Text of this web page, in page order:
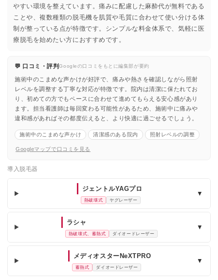
やすい環境を整えています。痛みに配慮した麻酔代が無料である
ことや、複数種類の脱毛機を肌質や毛質に合わせて使い分ける体
制が整っている点が特徴です。シンプルな料金体系で、気軽に医
療脱毛を始めたい方におすすめです。
💬 口コミ・評判Googleの口コミをもとに編集部が要約
施術中のこまめな声かけが好評で、痛みや熱さを確認しながら照射
レベルを調整する丁寧な対応が特徴です。院内は清潔に保たれてお
り、初めての方でもペースに合わせて進めてもらえる安心感があり
ます。担当看護師は毎回変わる可能性があるため、施術中に痛みや
違和感があればその都度伝えると、より快適に過ごせるでしょう。
施術中のこまめな声かけ 清潔感のある院内 照射レベルの調整
Googleマップで口コミを見る
導入脱毛器
ジェントルYAGプロ
熱破壊式 ヤグレーザー
▼
ラシャ
熱破壊式、蓄熱式 ダイオードレーザー
▼
メディオスターNeXTPRO
蓄熱式 ダイオードレーザー
▼